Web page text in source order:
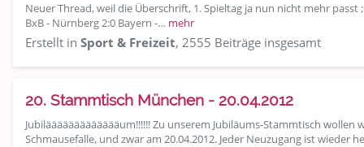
Neuer Thread, weil die Überschrift, 1. Spieltag ja nun nicht mehr passt
BxB - Nürnberg 2:0 Bayern -… mehr
Erstellt in Sport & Freizeit, 2555 Beiträge insgesamt
20. Stammtisch München - 20.04.2012
Jubiläääääääääääääum!!!!!! Zu unserem Jubiläums-Stammtisch wollen
Schmausefalle, und zwar am 20.04.2012. Jeder Neuzugang ist wieder